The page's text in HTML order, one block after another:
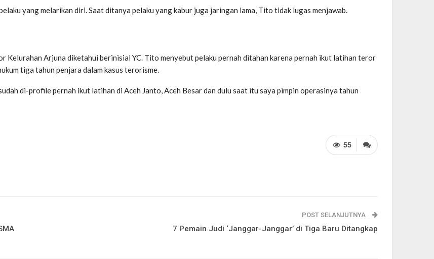
yang melarikan diri. Saat ditanya pelaku yang kabur juga jaringan lama, Tito tidak lugas menjawab.
Kelurahan Arjuna diketahui berinisial YC. Tito menyebut pelaku pernah ditahan karena pernah ikut latihan teror
tiga tahun penjara dalam kasus terorisme.
di-profile pernah ikut latihan di Aceh Janto, Aceh Besar dan dulu saat itu saya pimpin operasinya tahun
55
POST SELANJUTNYA
7 Pemain Judi ‘Janggar-Janggar’ di Tiga Baru Ditangkap